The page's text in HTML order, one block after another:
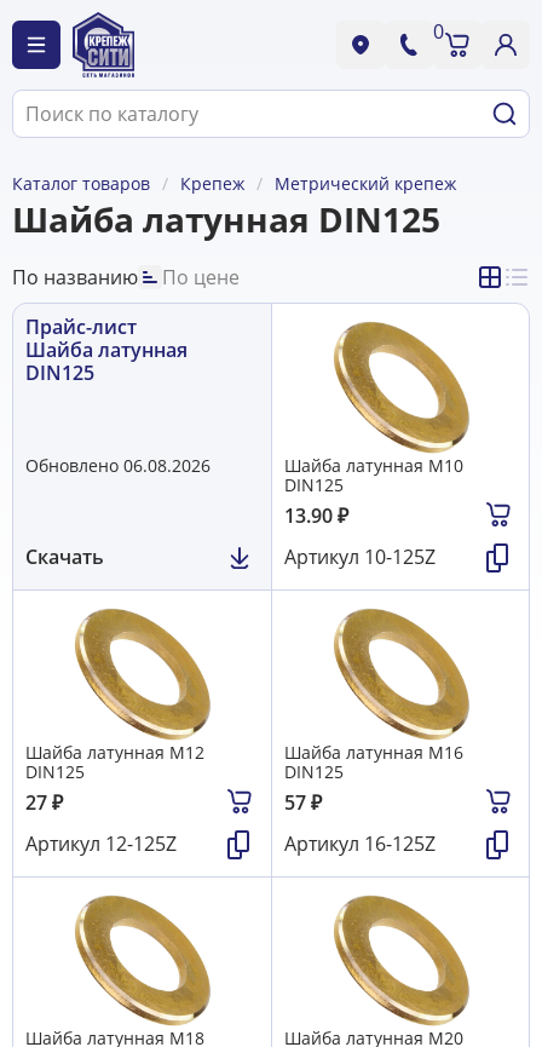
0
Каталог товаров Крепеж Метрический крепеж
Шайба латунная DIN125
По названию
По цене
Прайс-лист
Шайба латунная
DIN125
Обновлено 06.08.2026
Скачать
Шайба латунная М10
DIN125
13.90₽
Артикул 10-125Z
Шайба латунная М12
DIN125
27₽
Артикул 12-125Z
Шайба латунная М16
DIN125
57₽
Артикул 16-125Z
Шайба латунная М18
Шайба латунная М20